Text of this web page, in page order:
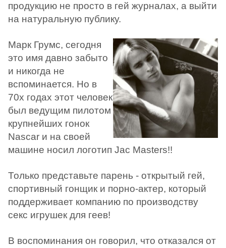
продукцию не просто в гей журналах, а выйти
на натуральную публику.
Марк Грумс, сегодня
это имя давно забыто
и никогда не
вспоминается. Но в
70х годах этот человек
был ведущим пилотом
крупнейших гонок
Nascar и на своей
машине носил логотип Jac Masters!!
Только представьте парень - открытый гей,
спортивный гонщик и порно-актер, который
поддерживает компанию по производству
секс игрушек для геев!
В воспоминания он говорил, что отказался от